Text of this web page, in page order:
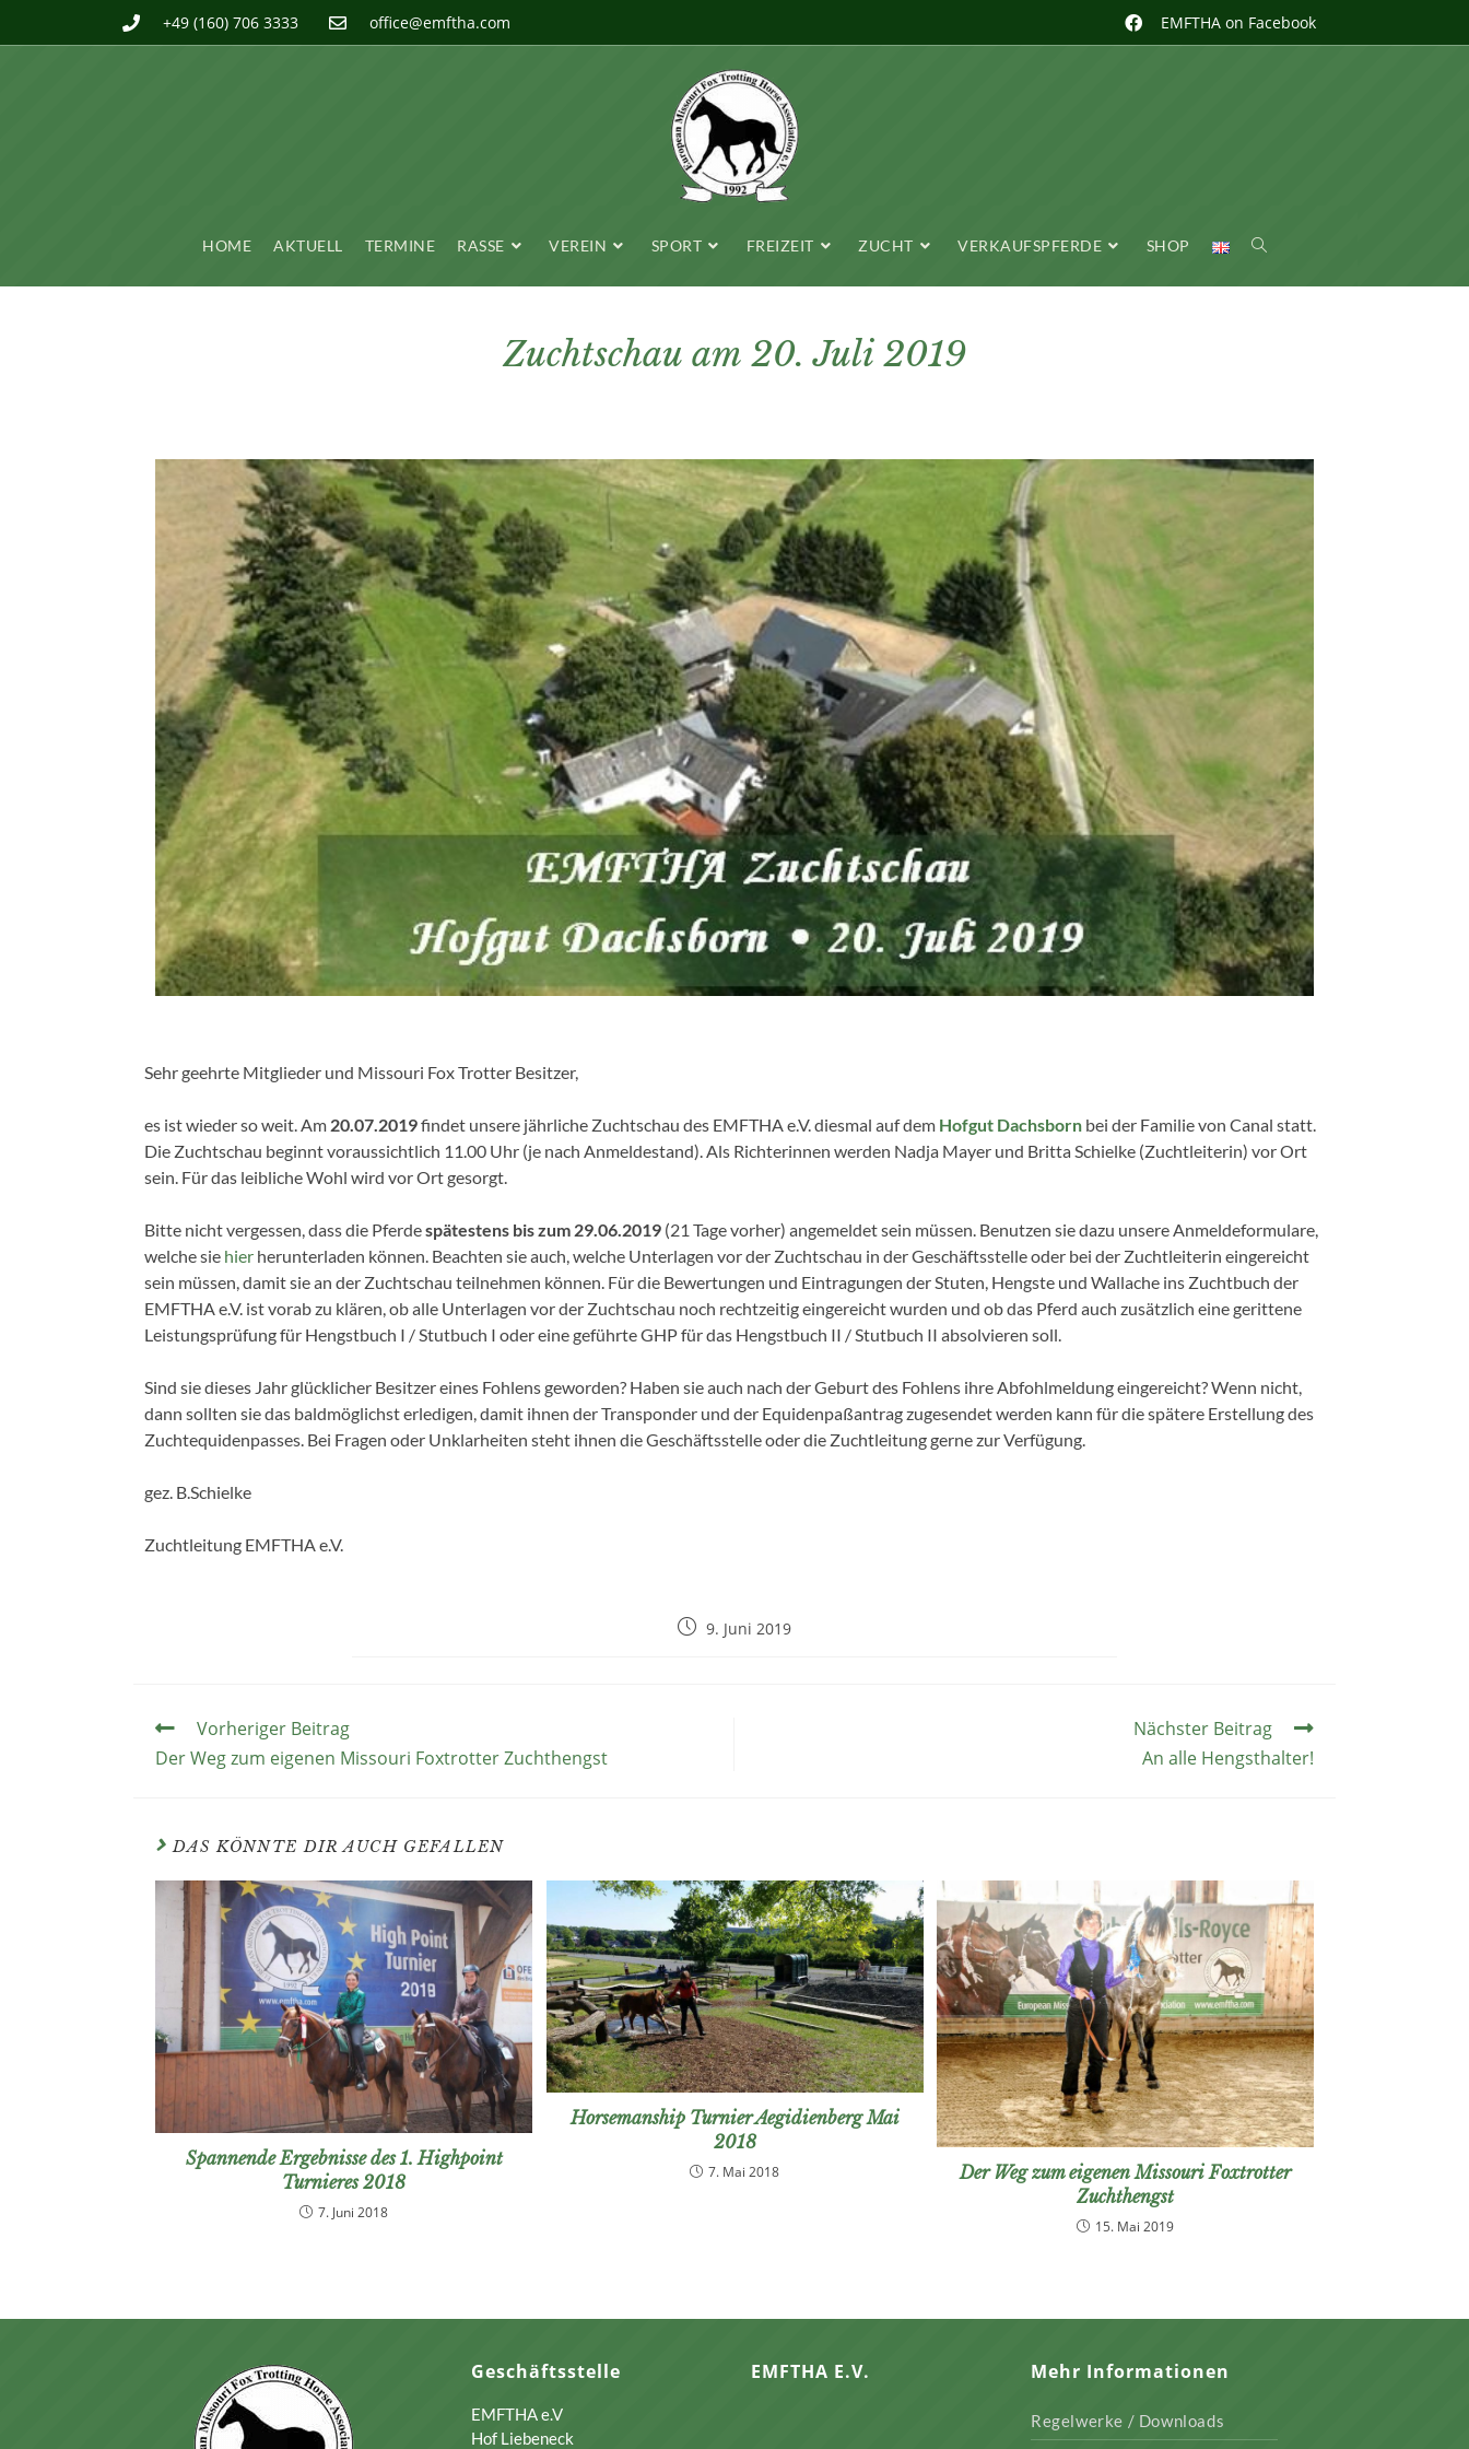
+49 (160) 706 3333 office@emftha.com EMFTHA on Facebook
HOME AKTUELL TERMINE RASSE VEREIN SPORT FREIZEIT ZUCHT VERKAUFSPFERDE SHOP
Zuchtschau am 20. Juli 2019
Sehr geehrte Mitglieder und Missouri Fox Trotter Besitzer,
es ist wieder so weit. Am 20.07.2019findet unsere jährliche Zuchtschau des EMFTHA e.V. diesmal auf dem Hofgut Dachsborn bei der Familie von Canal statt.
Die Zuchtschau beginnt voraussichtlich 11.00 Uhr (je nach Anmeldestand). Als Richterinnen werden Nadja Mayer und Britta Schielke (Zuchtleiterin) vor Ort
sein. Für das leibliche Wohl wird vor Ort gesorgt.
Bitte nicht vergessen, dass die Pferdespätestens bis zum 29.06.2019 (21 Tage vorher) angemeldet sein müssen. Benutzen sie dazu unsere Anmeldeformulare,
welche sie hier herunterladen können. Beachten sie auch, welche Unterlagen vor der Zuchtschau in der Geschäftsstelle oder bei der Zuchtleiterin eingereicht
sein müssen, damit sie an der Zuchtschau teilnehmen können. Für die Bewertungen und Eintragungen der Stuten, Hengste und Wallache ins Zuchtbuch der
EMFTHA e.V. ist vorab zu klären, ob alle Unterlagen vor der Zuchtschau noch rechtzeitig eingereicht wurden und ob das Pferd auch zusätzlich eine gerittene
Leistungsprüfung für Hengstbuch I / Stutbuch I oder eine geführte GHP für das Hengstbuch II / Stutbuch II absolvieren soll.
Sind sie dieses Jahr glücklicher Besitzer eines Fohlens geworden? Haben sie auch nach der Geburt des Fohlens ihre Abfohlmeldung eingereicht? Wenn nicht,
dann sollten sie das baldmöglichst erledigen, damit ihnen der Transponder und der Equidenpaßantrag zugesendet werden kann für die spätere Erstellung des
Zuchtequidenpasses. Bei Fragen oder Unklarheiten steht ihnen die Geschäftsstelle oder die Zuchtleitung gerne zur Verfügung.
gez. B.Schielke
Zuchtleitung EMFTHA e.V.
9. Juni 2019
Vorheriger Beitrag
Der Weg zum eigenen Missouri Foxtrotter Zuchthengst
Nächster Beitrag
An alle Hengsthalter!
DAS KÖNNTE DIR AUCH GEFALLEN
Spannende Ergebnisse des 1. Highpoint
Turnieres 2018
7. Juni 2018
Horsemanship Turnier Aegidienberg Mai
2018
7. Mai 2018
Der Weg zum eigenen Missouri Foxtrotter
Zuchthengst
15. Mai 2019
Geschäftsstelle
EMFTHA e.V
Hof Liebeneck
EMFTHA E.V. Mehr Informationen
Regelwerke / Downloads